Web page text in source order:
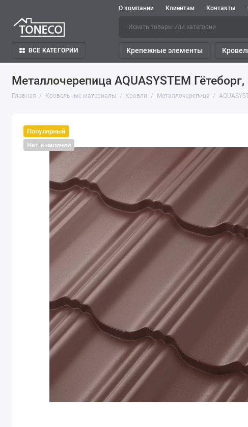
О компании Клиентам Контакты
ВСЕ КАТЕГОРИИ Крепежные элементы
Металлочерепица AQUASYSTEM
Главная Кровельные материалы Кровли Металлочерепица
Популярный
Нет в наличии